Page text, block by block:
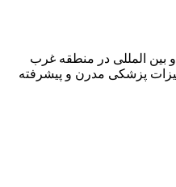
ملی و بین المللی در منطقه غرب
پزشکی مدرن و پیشرفته